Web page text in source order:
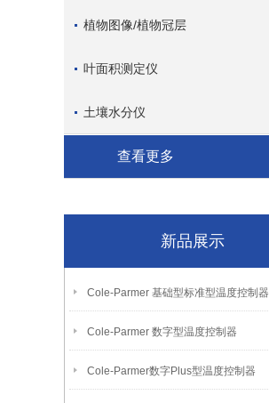
植物图像/植物冠层
叶面积测定仪
土壤水分仪
查看更多
新品展示
Cole-Parmer 基础型标准型温度控制器
Cole-Parmer 数字型温度控制器
Cole-Parmer数字Plus型温度控制器